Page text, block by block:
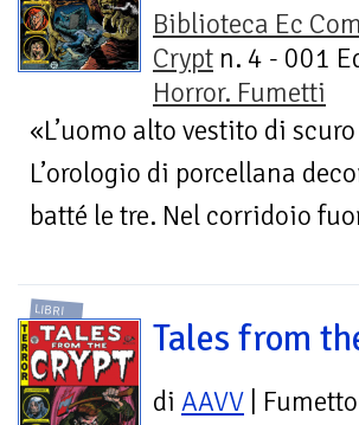
Biblioteca Ec
Crypt n. 4 - 001
Horror. Fumetti
«L’uomo alto vestito di
L’orologio di porcellana
batté le tre. Nel corridoio
LIBRI
Tales from
di AAVV | Fumetto